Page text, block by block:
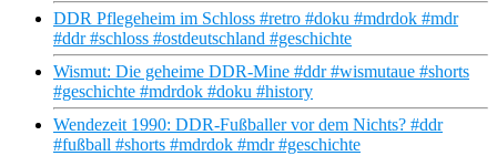
DDR Pflegeheim im Schloss #retro #doku #mdrdok #mdr
#ddr #schloss #ostdeutschland #geschichte
Wismut: Die geheime DDR-Mine #ddr #wismutaue #shorts
#geschichte #mdrdok #doku #history
Wendezeit 1990: DDR-Fußballer vor dem Nichts? #ddr
#fußball #shorts #mdrdok #mdr #geschichte